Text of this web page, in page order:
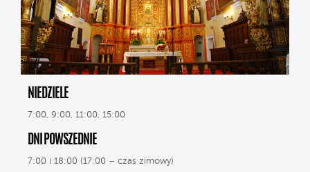
NIEDZIELE
7:00, 9:00, 11:00, 15:00
DNI POWSZEDNIE
7:00 i 18:00 (17:00 – czas zimowy)